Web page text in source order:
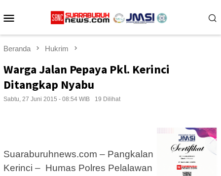
ke
Beranda Hukrim
Warga Jalan Pepaya Pkl. Kerinci
Ditangkap Nyabu
Sabtu, 27 Juni 2015 - 08:54 WIB 19 Dilihat
Suaraburuhnews.com – Pangkalan
Kerinci – Humas Polres Pelalawan